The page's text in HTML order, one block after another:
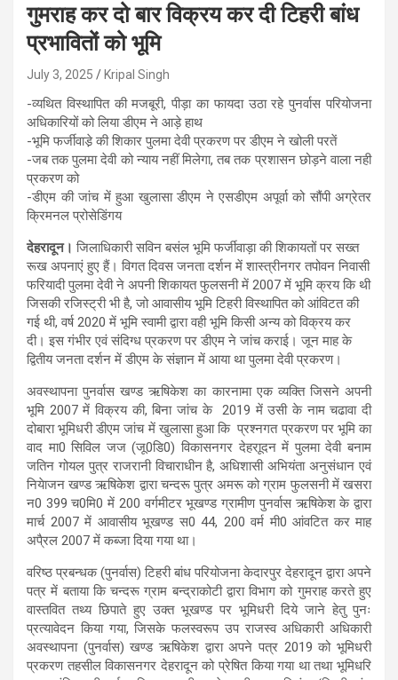
गुमराह कर दो बार विक्रय कर दी टिहरी बांध
प्रभावितों को भूमि
July 3, 2025 Kripal Singh
-व्यथित विस्थापित की मजबूरी, पीड़ा का फायदा उठा रहे पुनर्वास परियोजना
अधिकारियों को लिया डीएम ने आड़े हाथ
-भूमि फर्जीवाडे़ की शिकार पुलमा देवी प्रकरण पर डीएम ने खोली परतें
-जब तक पुलमा देवी को न्याय नहीं मिलेगा, तब तक प्रशासन छोड़ने वाला नही
प्रकरण को
-डीएम की जांच में हुआ खुलासा डीएम ने एसडीएम अपूर्वा को सौंपी अग्रेतर
क्रिमनल प्रोसेडिंगय
देहरादून। जिलाधिकारी सविन बसंल भूमि फर्जीवाड़ा की शिकायतों पर सख्त
रूख अपनाएं हुए हैं। विगत दिवस जनता दर्शन में शास्त्रीनगर तपोवन निवासी
फरियादी पुलमा देवी ने अपनी शिकायत फुलसनी में 2007 में भूमि क्रय कि थी
जिसकी रजिस्ट्री भी है, जो आवासीय भूमि टिहरी विस्थापित को आंविटत की
गई थी, वर्ष 2020 में भूमि स्वामी द्वारा वही भूमि किसी अन्य को विक्रय कर
दी। इस गंभीर एवं संदिग्ध प्रकरण पर डीएम ने जांच कराई। जून माह के
द्वितीय जनता दर्शन में डीएम के संज्ञान में आया था पुलमा देवी प्रकरण।
अवस्थापना पुनर्वास खण्ड ऋषिकेश का कारनामा एक व्यक्ति जिसने अपनी
भूमि 2007 में विक्रय की, बिना जांच के 2019 में उसी के नाम चढावा दी
दोबारा भूमिधरी डीएम जांच में खुलासा हुआ कि प्रश्नगत प्रकरण पर भूमि का
वाद मा0 सिविल जज (जू0डि0) विकासनगर देहराूदन में पुलमा देवी बनाम
जतिन गोयल पुत्र राजरानी विचाराधीन है, अधिशासी अभियंता अनुसंधान एवं
नियेाजन खण्ड ऋषिकेश द्वारा चन्दरू पुत्र अमरू को ग्राम फुलसनी में खसरा
न0 399 च0मि0 में 200 वर्गमीटर भूखण्ड ग्रामीण पुनर्वास ऋषिकेश के द्वारा
मार्च 2007 में आवासीय भूखण्ड स0 44, 200 वर्म मी0 आंवटित कर माह
अपै्रल 2007 में कब्जा दिया गया था।
वरिष्ठ प्रबन्धक (पुनर्वास) टिहरी बांध परियोजना केदारपुर देहरादून द्वारा अपने
पत्र में बताया कि चन्दरू ग्राम बन्द्राकोटी द्वारा विभाग को गुमराह करते हुए
वास्तवित तथ्य छिपाते हुए उक्त भूखण्ड पर भूमिधरी दिये जाने हेतु पुनः
प्रत्यावेदन किया गया, जिसके फलस्वरूप उप राजस्व अधिकारी अधिकारी
अवस्थापना (पुनर्वास) खण्ड ऋषिकेश द्वारा अपने पत्र 2019 को भूमिधरी
प्रकरण तहसील विकासनगर देहरादून को प्रेषित किया गया था तथा भूमिधरि